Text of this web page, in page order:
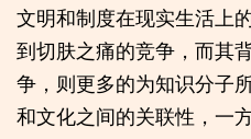
文明和制度在现实生活上
到切肤之痛的竞争，而其
争，则更多的为知识分子
和文化之间的关联性，一